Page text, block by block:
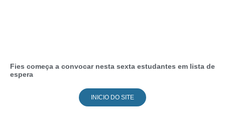
Fies começa a convocar nesta sexta estudantes em lista de
espera
INICIO DO SITE